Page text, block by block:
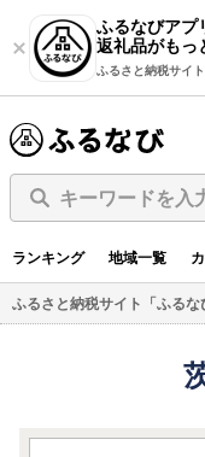
ふるなびアプ
返礼品がもっ
ふるさと納税サイト
キーワードを入
ランキング 地域一覧
ふるさと納税サイト「ふるな